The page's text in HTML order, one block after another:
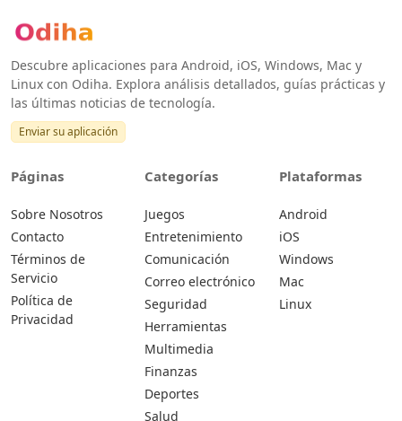
Descubre aplicaciones para Android, iOS, Windows, Mac y
Linux con Odiha. Explora análisis detallados, guías prácticas y
las últimas noticias de tecnología.
Enviar su aplicación
Páginas
Sobre Nosotros
Contacto
Términos de
Servicio
Política de
Privacidad
Categorías
Juegos
Entretenimiento
Comunicación
Correo electrónico
Seguridad
Herramientas
Multimedia
Finanzas
Deportes
Salud
Plataformas
Android
iOS
Windows
Mac
Linux